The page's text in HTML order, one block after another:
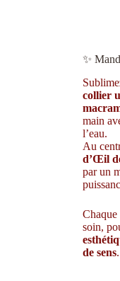
✨
collier
main
l’eau.
Au
d’Œil
par un
Chaque
soin,
de sens.